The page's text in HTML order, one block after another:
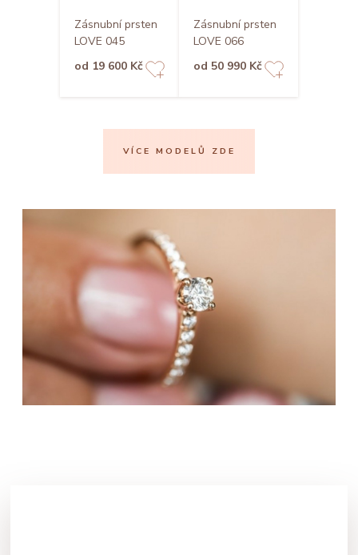
Zásnubní prsten
LOVE 045
od 19 600 Kč
Zásnubní prsten
LOVE 066
od 50 990 Kč
VÍCE MODELŮ ZDE